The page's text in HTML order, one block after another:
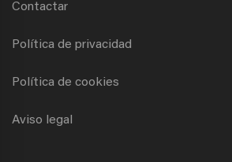
Contactar
Política de privacidad
Política de cookies
Aviso legal